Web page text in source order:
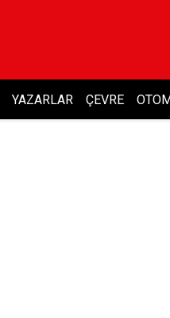
YAZARLAR ÇEVRE